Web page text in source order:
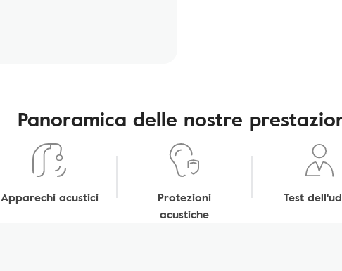
Panoramica delle nostre
Apparechi acustici
Protezioni
acustiche
Test